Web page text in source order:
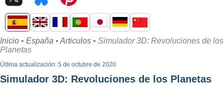
Inicio • España • Articulos • Simulador 3D: Revoluciones de los
Planetas
Última actualización: 5 de octubre de 2020
Simulador 3D: Revoluciones de los Planetas